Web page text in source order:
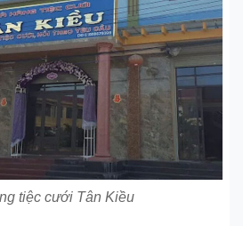
tiệc cưới Tân Kiều